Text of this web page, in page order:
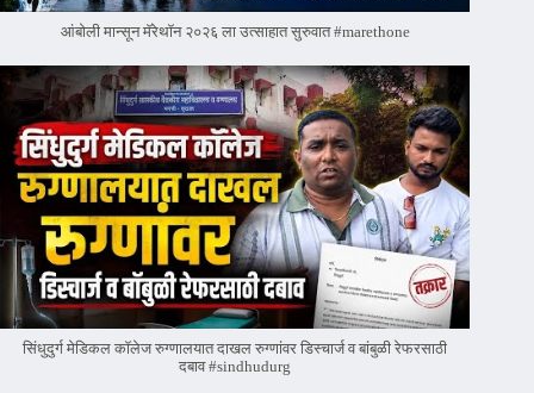
आंबोली मान्सून मॅरेथॉन २०२६ ला उत्साहात सुरुवात #marethone
सिंधुदुर्ग मेडिकल कॉलेज रुग्णालयात दाखल रुग्णांवर डिस्चार्ज व बांबुळी रेफरसाठी
दबाव #sindhudurg